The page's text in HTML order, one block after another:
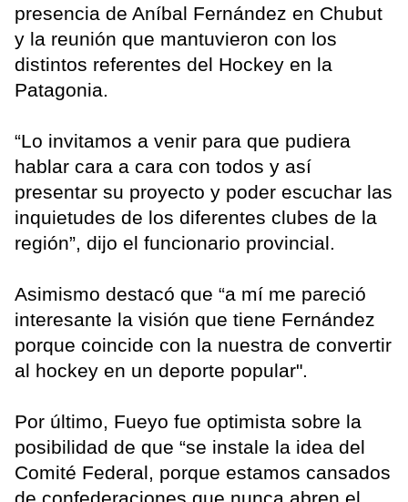
presencia de Aníbal Fernández en Chubut
y la reunión que mantuvieron con los
distintos referentes del Hockey en la
Patagonia.
“Lo invitamos a venir para que pudiera
hablar cara a cara con todos y así
presentar su proyecto y poder escuchar las
inquietudes de los diferentes clubes de la
región”, dijo el funcionario provincial.
Asimismo destacó que “a mí me pareció
interesante la visión que tiene Fernández
porque coincide con la nuestra de convertir
al hockey en un deporte popular".
Por último, Fueyo fue optimista sobre la
posibilidad de que “se instale la idea del
Comité Federal, porque estamos cansados